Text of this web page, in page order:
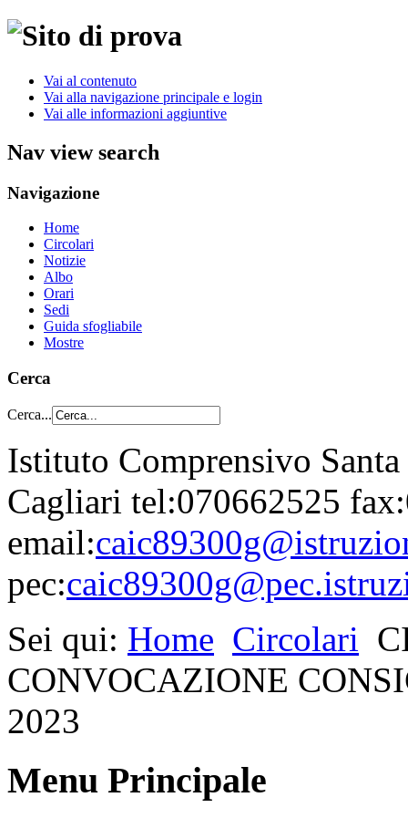
Vai al contenuto
Vai alla navigazione principale e login
Vai alle informazioni aggiuntive
Nav view search
Navigazione
Home
Circolari
Notizie
Albo
Orari
Sedi
Guida sfogliabile
Mostre
Cerca
Cerca...
Istituto Comprensivo
Cagliari tel:070662525
email:
pec:
Sei qui: Home Circolari
CONVOCAZIONE
2023
Menu Principale